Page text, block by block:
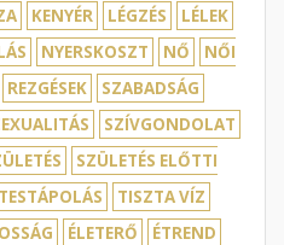
KENYÉR LÉGZÉS
LÉLEK
NYERSKOSZT NŐ
NŐI
REZGÉSEK
SZABADSÁG
SZÍVGONDOLAT
SZÜLETÉS ELŐTTI
TESTÁPOLÁS
TISZTA VÍZ
ÉLETERŐ
ÉTREND